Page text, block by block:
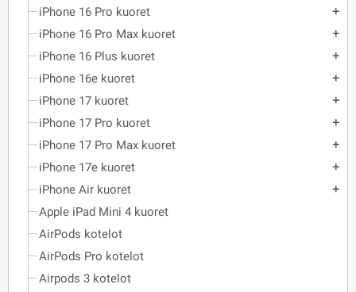
iPhone 16 Pro kuoret add
iPhone 16 Pro Max kuoret add
iPhone 16 Plus kuoret add
iPhone 16e kuoret add
iPhone 17 kuoret add
iPhone 17 Pro kuoret add
iPhone 17 Pro Max kuoret add
iPhone 17e kuoret add
iPhone Air kuoret add
Apple iPad Mini 4 kuoret
AirPods kotelot
AirPods Pro kotelot
Airpods 3 kotelot